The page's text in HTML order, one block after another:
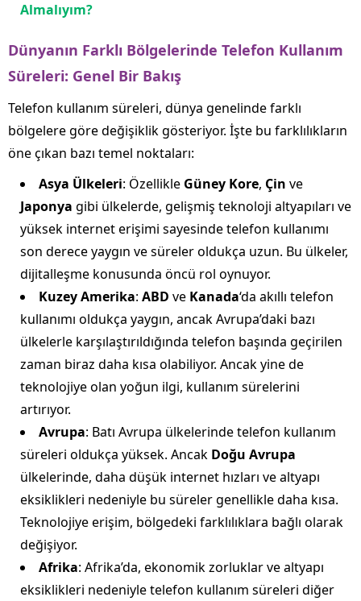
Almalıyım?
Dünyanın Farklı Bölgelerinde Telefon Kullanım
Süreleri: Genel Bir Bakış
Telefon kullanım süreleri, dünya genelinde farklı
bölgelere göre değişiklik gösteriyor. İşte bu farklılıkların
öne çıkan bazı temel noktaları:
Asya Ülkeleri: Özellikle Güney Kore, Çin ve
Japonya gibi ülkelerde, gelişmiş teknoloji altyapıları ve
yüksek internet erişimi sayesinde telefon kullanımı
son derece yaygın ve süreler oldukça uzun. Bu ülkeler,
dijitalleşme konusunda öncü rol oynuyor.
Kuzey Amerika: ABD ve Kanada‘da akıllı telefon
kullanımı oldukça yaygın, ancak Avrupa’daki bazı
ülkelerle karşılaştırıldığında telefon başında geçirilen
zaman biraz daha kısa olabiliyor. Ancak yine de
teknolojiye olan yoğun ilgi, kullanım sürelerini
artırıyor.
Avrupa: Batı Avrupa ülkelerinde telefon kullanım
süreleri oldukça yüksek. Ancak Doğu Avrupa
ülkelerinde, daha düşük internet hızları ve altyapı
eksiklikleri nedeniyle bu süreler genellikle daha kısa.
Teknolojiye erişim, bölgedeki farklılıklara bağlı olarak
değişiyor.
Afrika: Afrika’da, ekonomik zorluklar ve altyapı
eksiklikleri nedeniyle telefon kullanım süreleri diğer